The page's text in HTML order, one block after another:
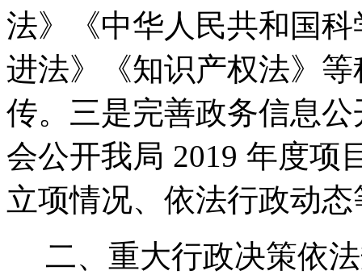
法》《中华人民共和国
进法》《知识产权法》
传。 三是完善政务信息
会公开我局 2019 年度项
立项情况、依法行政动
二、重大行政决策依